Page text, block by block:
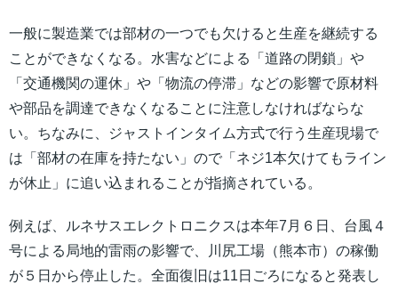
一般に製造業では部材の一つでも欠けると生産を継続する
ことができなくなる。水害などによる「道路の閉鎖」や
「交通機関の運休」や「物流の停滞」などの影響で原材料
や部品を調達できなくなることに注意しなければならな
い。ちなみに、ジャストインタイム方式で行う生産現場で
は「部材の在庫を持たない」ので「ネジ1本欠けてもライン
が休止」に追い込まれることが指摘されている。
例えば、ルネサスエレクトロニクスは本年7月６日、台風４
号による局地的雷雨の影響で、川尻工場（熊本市）の稼働
が５日から停止した。全面復旧は11日ごろになると発表し